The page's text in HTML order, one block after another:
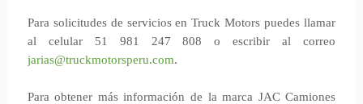
Para solicitudes de servicios en Truck Motors puedes llamar
al celular 51 981 247 808 o escribir al correo
jarias@truckmotorsperu.com.
Para obtener más información de la marca JAC Camiones